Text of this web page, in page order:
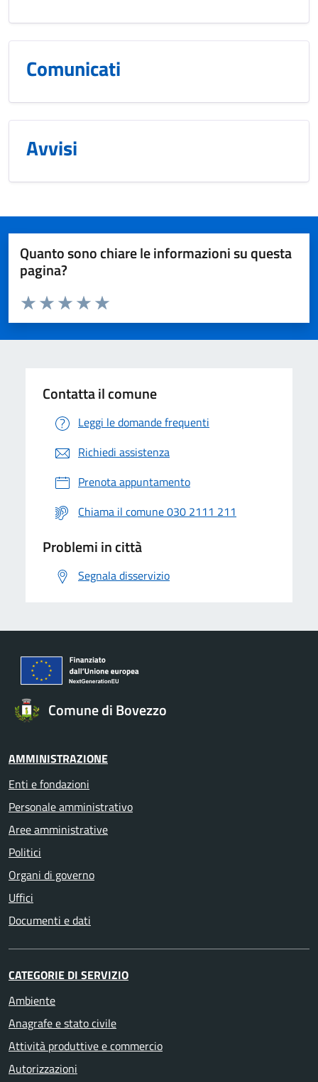
Comunicati
Avvisi
Quanto sono chiare le informazioni su questa
pagina?
Valuta da 1 a 5 stelle la pagina
Valuta 5 stelle su 5
Valuta 4 stelle su 5
Valuta 3 stelle su 5
Valuta 2 stelle su 5
Valuta 1 stelle su 5
Contatta il comune
Leggi le domande frequenti
Richiedi assistenza
Prenota appuntamento
Chiama il comune 030 2111 211
Problemi in città
Segnala disservizio
Comune di Bovezzo
AMMINISTRAZIONE
Enti e fondazioni
Personale amministrativo
Aree amministrative
Politici
Organi di governo
Uffici
Documenti e dati
CATEGORIE DI SERVIZIO
Ambiente
Anagrafe e stato civile
Attività produttive e commercio
Autorizzazioni